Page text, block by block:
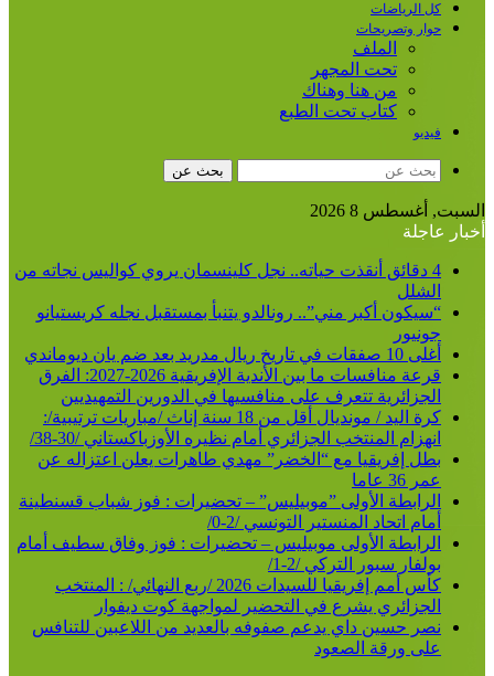
كل الرياضات
حوار وتصريحات
الملف
تحت المجهر
من هنا وهناك
كتاب تحت الطبع
فيديو
بحث عن
السبت, أغسطس 8 2026
أخبار عاجلة
4 دقائق أنقذت حياته.. نجل كلينسمان يروي كواليس نجاته من
الشلل
“سيكون أكبر مني”.. رونالدو يتنبأ بمستقبل نجله كريستيانو
جونيور
أغلى 10 صفقات في تاريخ ريال مدريد بعد ضم يان ديوماندي
قرعة منافسات ما بين الأندية الإفريقية 2026-2027: الفرق
الجزائرية تتعرف على منافسيها في الدورين التمهيديين
كرة اليد / مونديال أقل من 18 سنة إناث /مباريات ترتيبية/:
انهزام المنتخب الجزائري أمام نظيره الأوزباكستاني /30-38/
بطل إفريقيا مع “الخضر” مهدي طاهرات يعلن اعتزاله عن
عمر 36 عاما
الرابطة الأولى ”موبيليس” – تحضيرات : فوز شباب قسنطينة
أمام اتحاد المنستير التونسي /2-0/
الرابطة الأولى موبيليس – تحضيرات : فوز وفاق سطيف أمام
بولفار سبور التركي /2-1/
كأس أمم إفريقيا للسيدات 2026 /ربع النهائي/ : المنتخب
الجزائري يشرع في التحضير لمواجهة كوت ديفوار
نصر حسين داي يدعم صفوفه بالعديد من اللاعبين للتنافس
على ورقة الصعود